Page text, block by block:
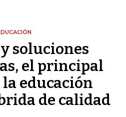
soluciones
el principal
educación
de calidad